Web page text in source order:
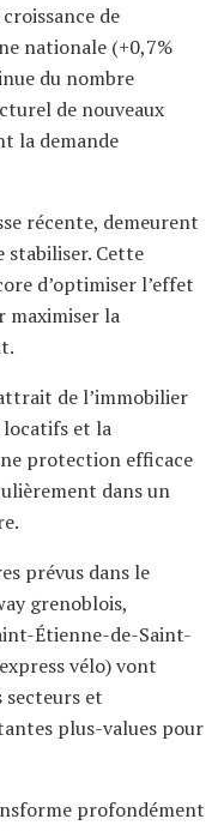
de
nationale (+0,7%
du nombre
de nouveaux
la demande
récente, demeurent
stabiliser. Cette
d’optimiser l’effet
maximiser la
de l’immobilier
locatifs et la
protection efficace
dans un
prévus dans le
grenoblois,
Étienne-de-Saint-
vélo) vont
et
plus-values pour
profondément